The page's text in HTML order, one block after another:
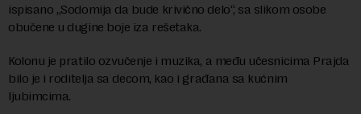
ispisano „Sodomija da bude krivično delo“, sa slikom osobe
obučene u dugine boje iza rešetaka.
Kolonu je pratilo ozvučenje i muzika, a među učesnicima Prajda
bilo je i roditelja sa decom, kao i građana sa kućnim
ljubimcima.